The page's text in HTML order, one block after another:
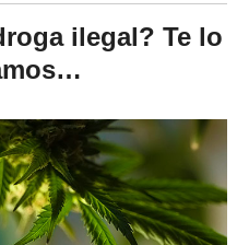
ilegal? Te lo